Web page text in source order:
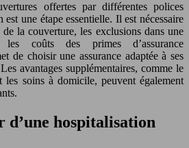
offertes par différentes polices
est une étape essentielle. Il est nécessaire
la couverture, les exclusions dans une
les coûts des primes d’assurance
de choisir une assurance adaptée à ses
avantages supplémentaires, comme le
les soins à domicile, peuvent également
hospitalisation